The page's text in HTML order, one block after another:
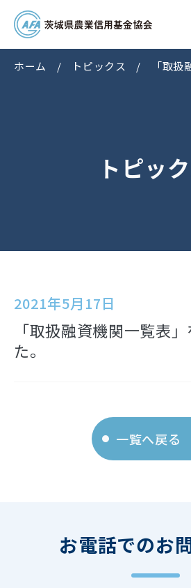
ホーム トピックス 「取
トピッ
2021年5月17日
「取扱融資機関一覧表
た。
一覧へ戻る
お電話でのお